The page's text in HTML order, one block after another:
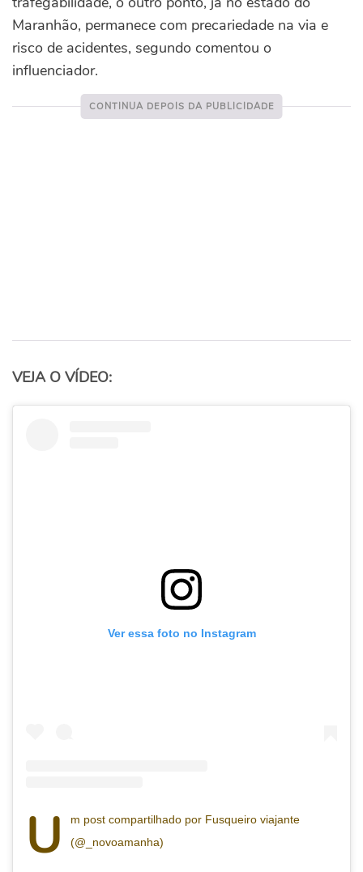
Maranhão, permanece com precariedade na via e
risco de acidentes, segundo comentou o
influenciador.
VEJA O VÍDEO:
Ver essa foto no Instagram
Um post compartilhado por Fusqueiro viajante
(@_novoamanha)